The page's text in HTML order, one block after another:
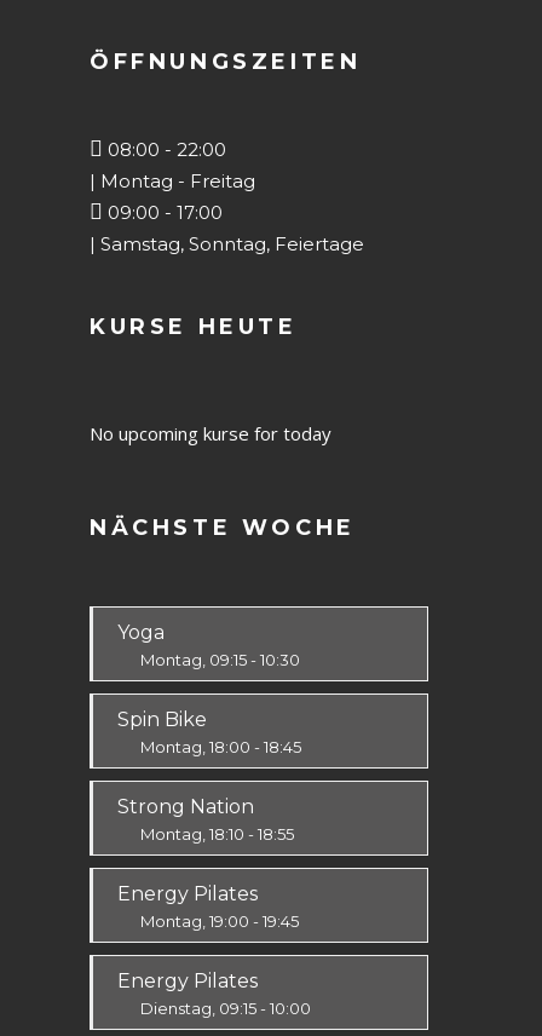
ÖFFNUNGSZEITEN
08:00 - 22:00
| Montag - Freitag
09:00 - 17:00
| Samstag, Sonntag, Feiertage
KURSE HEUTE
No upcoming kurse for today
NÄCHSTE WOCHE
Yoga
Montag, 09:15 - 10:30
Körper & Geist
Alle
Spin Bike
Montag, 18:00 - 18:45
Alle
Strong Nation
Montag, 18:10 - 18:55
Ausdauer & Kraft
Mittel / Fortgeschritten
Energy Pilates
Montag, 19:00 - 19:45
Körper & Geist
Alle
Energy Pilates
Dienstag, 09:15 - 10:00